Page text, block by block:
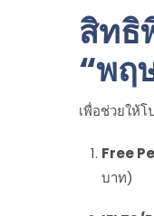
สิทธิ
“พฤ
เพื่อช่วยให้
Free
บาท)